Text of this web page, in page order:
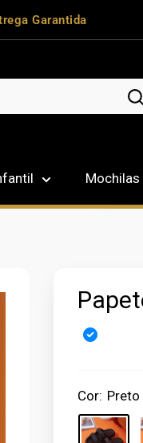
Garantida
Mochilas
Cor: Preto